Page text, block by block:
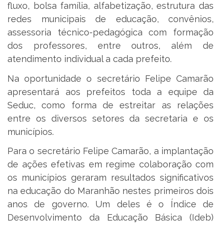
fluxo, bolsa família, alfabetização, estrutura das
redes municipais de educação, convênios,
assessoria técnico-pedagógica com formação
dos professores, entre outros, além de
atendimento individual a cada prefeito.
Na oportunidade o secretário Felipe Camarão
apresentará aos prefeitos toda a equipe da
Seduc, como forma de estreitar as relações
entre os diversos setores da secretaria e os
municípios.
Para o secretário Felipe Camarão, a implantação
de ações efetivas em regime colaboração com
os municípios geraram resultados significativos
na educação do Maranhão nestes primeiros dois
anos de governo. Um deles é o Índice de
Desenvolvimento da Educação Básica (Ideb)